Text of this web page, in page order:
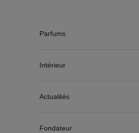
Parfums
Intérieur
Actualités
Fondateur